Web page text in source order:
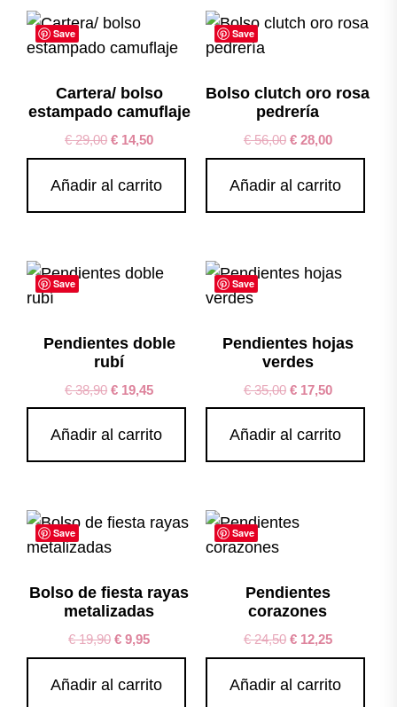
Save
Cartera/ bolso
estampado camuflaje
€29,00 € 14,50
Añadir al carrito
Save
Bolso clutch oro rosa
pedrería
€56,00 €28,00
Añadir al carrito
Save
Pendientes doble
rubí
€38,90 € 19,45
Añadir al carrito
Save
Pendientes hojas
verdes
€35,00 €17,50
Añadir al carrito
Save
Bolso de fiesta rayas
metalizadas
€19,90 € 9,95
Añadir al carrito
Save
Pendientes
corazones
€24,50 €12,25
Añadir al carrito